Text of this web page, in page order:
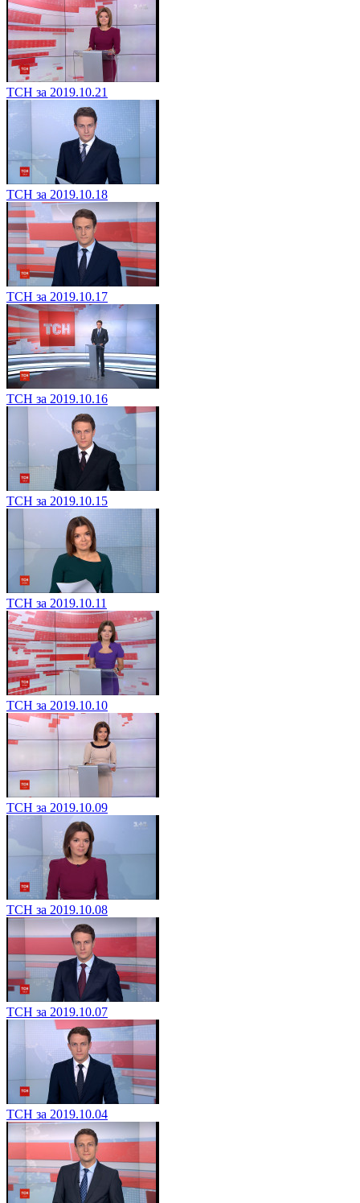
ТСН за 2019.10.21
ТСН за 2019.10.18
ТСН за 2019.10.17
ТСН за 2019.10.16
ТСН за 2019.10.15
ТСН за 2019.10.11
ТСН за 2019.10.10
ТСН за 2019.10.09
ТСН за 2019.10.08
ТСН за 2019.10.07
ТСН за 2019.10.04